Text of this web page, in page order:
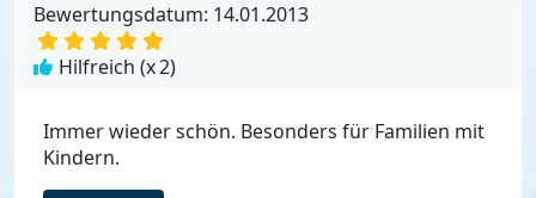
Bewertungsdatum: 14.01.2013
Hilfreich (x2)
Immer wieder schön. Besonders für Familien mit
Kindern.